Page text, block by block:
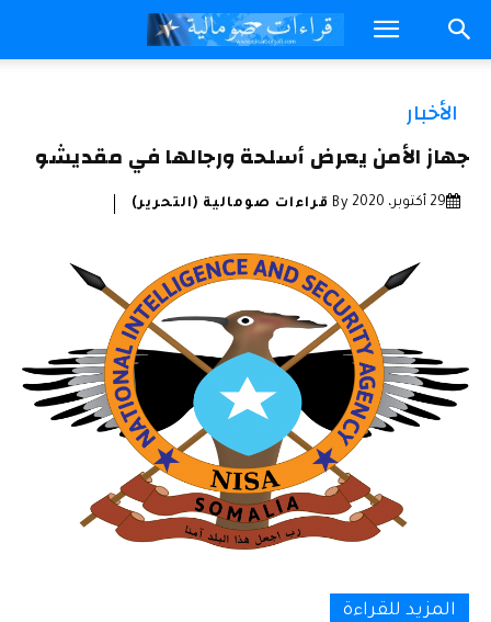
الأخبار
جهاز الأمن يعرض أسلحة ورجالها في مقديشو
29 أكتوبر، 2020 By قراءات صومالية (التحرير)
المزيد للقراءة